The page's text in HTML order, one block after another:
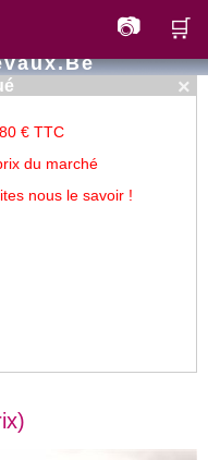
📷 🛒
×
€ TTC
du marché
nous le savoir !